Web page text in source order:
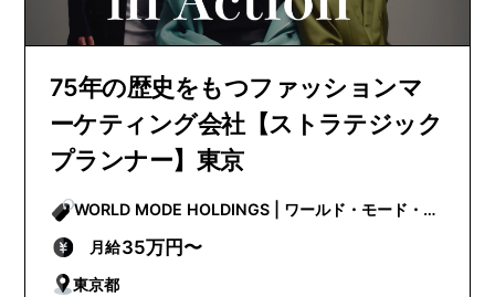
75年の歴史をもつファッションマ
ーケティング会社【ストラテジック
プランナー】東京
WORLD MODE HOLDINGS | ワールド・モード・ホ
ールディングス
月給35万円〜
東京都